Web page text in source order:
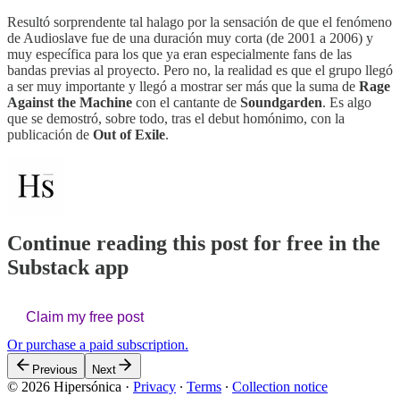
Resultó sorprendente tal halago por la sensación de que el fenómeno
de Audioslave fue de una duración muy corta (de 2001 a 2006) y
muy específica para los que ya eran especialmente fans de las
bandas previas al proyecto. Pero no, la realidad es que el grupo llegó
a ser muy importante y llegó a mostrar ser más que la suma de Rage
Against the Machine con el cantante de Soundgarden. Es algo
que se demostró, sobre todo, tras el debut homónimo, con la
publicación de Out of Exile.
Continue reading this post for free in the
Substack app
Claim my free post
Or purchase a paid subscription.
Previous Next
© 2026 Hipersónica · Privacy ∙ Terms ∙ Collection notice